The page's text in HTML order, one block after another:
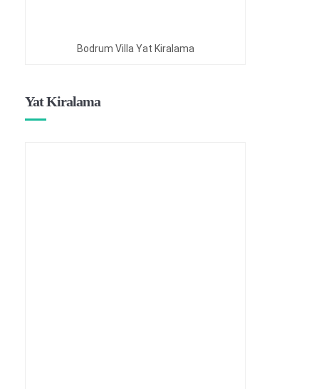
Bodrum Villa Yat Kiralama
Yat Kiralama